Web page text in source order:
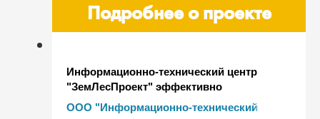
Подробнее о проекте
Информационно-технический центр
"ЗемЛесПроект" эффективно
управляет проектами благодаря
внедрению "1С:Документооборот
ООО "Информационно-технический